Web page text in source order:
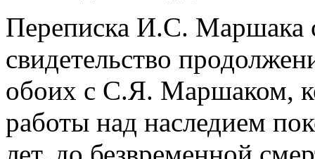
Переписка И.С.
свидетельство
обоих с С.Я. Маршаком,
работы над наследием